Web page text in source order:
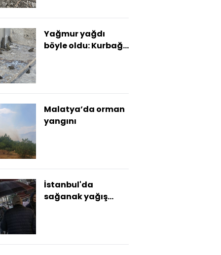
Yağmur yağdı
böyle oldu: Kurbağa
Malatya’da orman
yangını
İstanbul'da
sağanak yağış